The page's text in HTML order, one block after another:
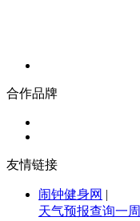
合作品牌
友情链接
闹钟健身网 |
天气预报查询一周